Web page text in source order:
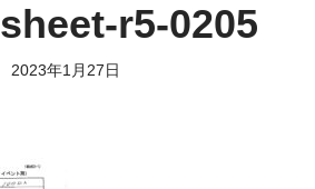
r5-0205
2023年1月27日